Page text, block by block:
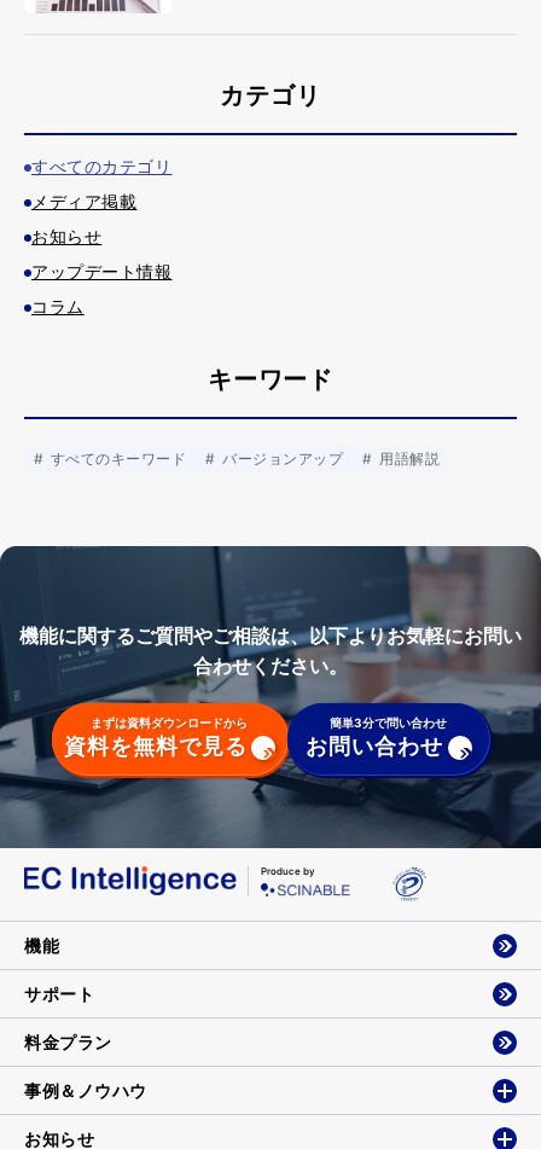
カテゴリ
すべてのカテゴリ
メディア掲載
お知らせ
アップデート情報
コラム
キーワード
すべてのキーワード バージョンアップ 用語解説
機能に関するご質問やご相談は、以下よりお気軽にお問い
合わせください。
まずは資料ダウンロードから
資料を無料で見る
簡単3分で問い合わせ
お問い合わせ
Produce by
機能
サポート
料金プラン
事例＆ノウハウ
お知らせ